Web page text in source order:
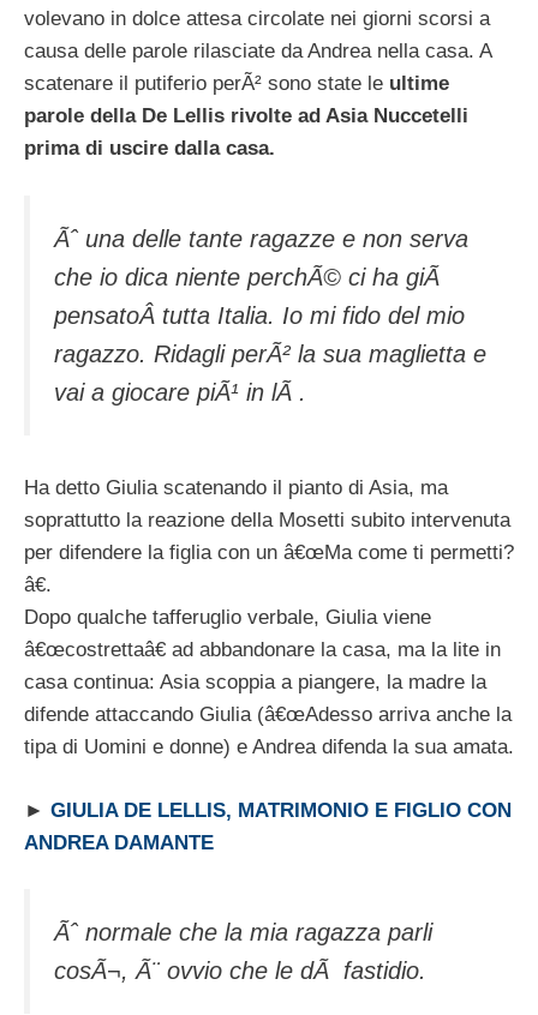
volevano in dolce attesa circolate nei giorni scorsi a
causa delle parole rilasciate da Andrea nella casa. A
scatenare il putiferio perÃ² sono state le ultime
parole della De Lellis rivolte ad Asia Nuccetelli
prima di uscire dalla casa.
Ãˆ una delle tante ragazze e non serva
che io dica niente perchÃ© ci ha giÃ
pensatoÂ tutta Italia. Io mi fido del mio
ragazzo. Ridagli perÃ² la sua maglietta e
vai a giocare piÃ¹ in lÃ .
Ha detto Giulia scatenando il pianto di Asia, ma
soprattutto la reazione della Mosetti subito intervenuta
per difendere la figlia con un â€œMa come ti permetti?
â€.
Dopo qualche tafferuglio verbale, Giulia viene
â€œcostrettaâ€ ad abbandonare la casa, ma la lite in
casa continua: Asia scoppia a piangere, la madre la
difende attaccando Giulia (â€œAdesso arriva anche la
tipa di Uomini e donne) e Andrea difenda la sua amata.
► GIULIA DE LELLIS, MATRIMONIO E FIGLIO CON
ANDREA DAMANTE
Ãˆ normale che la mia ragazza parli
cosÃ¬, Ã¨ ovvio che le dÃ fastidio.